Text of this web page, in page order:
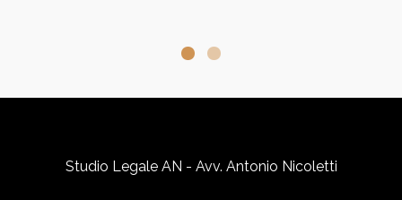
Studio Legale AN - Avv. Antonio Nicoletti